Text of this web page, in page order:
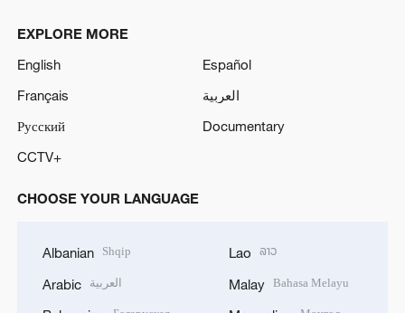
EXPLORE MORE
English
Español
Français
العربية
Русский
Documentary
CCTV+
CHOOSE YOUR LANGUAGE
Albanian Shqip
Arabic العربية
Lao ລາວ
Malay Bahasa Melayu